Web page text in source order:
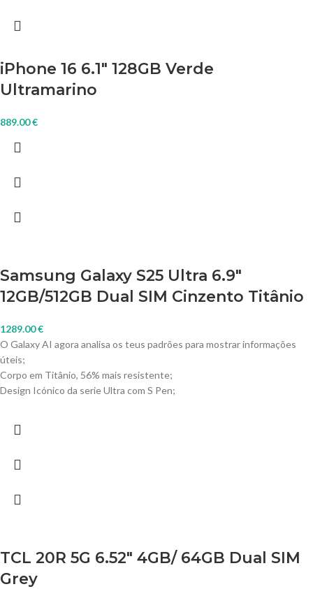
iPhone 16 6.1″ 128GB Verde
Ultramarino
889.00€
Samsung Galaxy S25 Ultra 6.9″
12GB/512GB Dual SIM Cinzento Titânio
1289.00€
O Galaxy AI agora analisa os teus padrões para mostrar informações
úteis;
Corpo em Titânio, 56% mais resistente;
Design Icónico da serie Ultra com S Pen;
TCL 20R 5G 6.52″ 4GB/ 64GB Dual SIM
Grey